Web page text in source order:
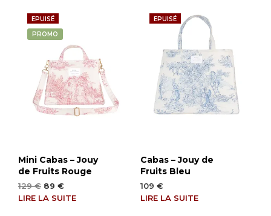
EPUISÉ
PROMO
Mini Cabas – Jouy
de Fruits Rouge
129€ Le
prix
89 €Le
prix
LIRE LA SUITE
EPUISÉ
Cabas – Jouy de
Fruits Bleu
109 €
LIRE LA SUITE